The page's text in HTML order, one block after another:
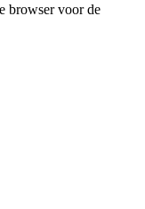
browser voor de